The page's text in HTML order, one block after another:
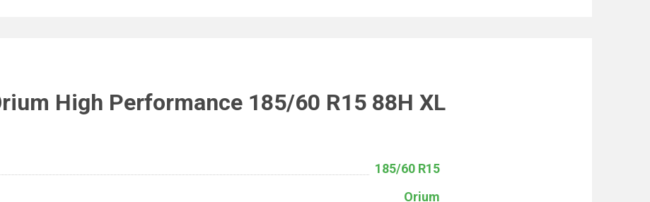
High Performance 185/60 R15 88H XL
185/60 R15
Orium